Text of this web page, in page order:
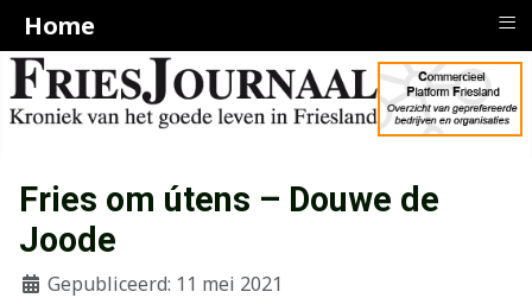
Fries om útens – Douwe de
Joode
Gepubliceerd: 11 mei 2021
Home ≡